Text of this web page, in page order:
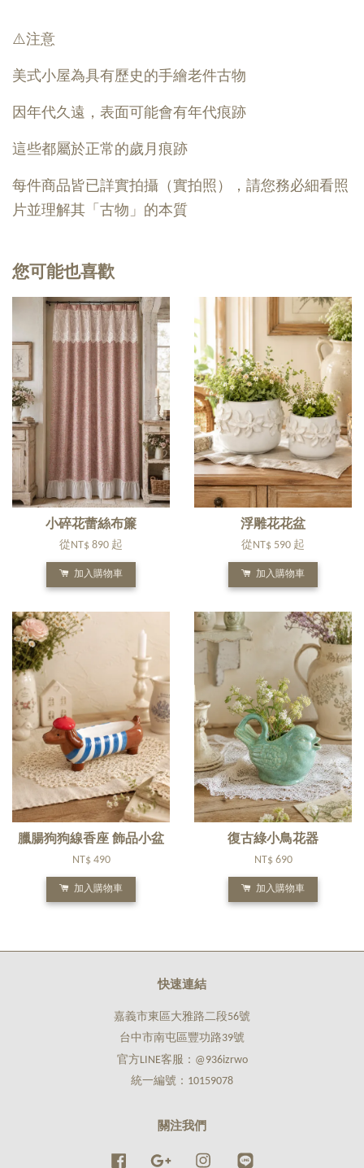
⚠️注意
美式小屋為具有歷史的手繪老件古物
因年代久遠，表面可能會有年代痕跡
這些都屬於正常的歲月痕跡
每件商品皆已詳實拍攝（實拍照），請您務必細看照
片並理解其「古物」的本質
您可能也喜歡
小碎花蕾絲布簾
從 NT$ 890 起
加入購物車
浮雕花花盆
從 NT$ 590 起
加入購物車
臘腸狗狗線香座 飾品小盆
NT$ 490
加入購物車
復古綠小鳥花器
NT$ 690
加入購物車
快速連結
嘉義市東區大雅路二段56號
台中市南屯區豐功路39號
官方LINE客服：@936izrwo
統一編號：10159078
關注我們
Facebook Google Instagram